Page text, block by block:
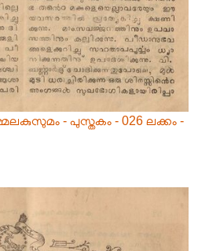
- പുസ്തകം - 026 ലക്കം -